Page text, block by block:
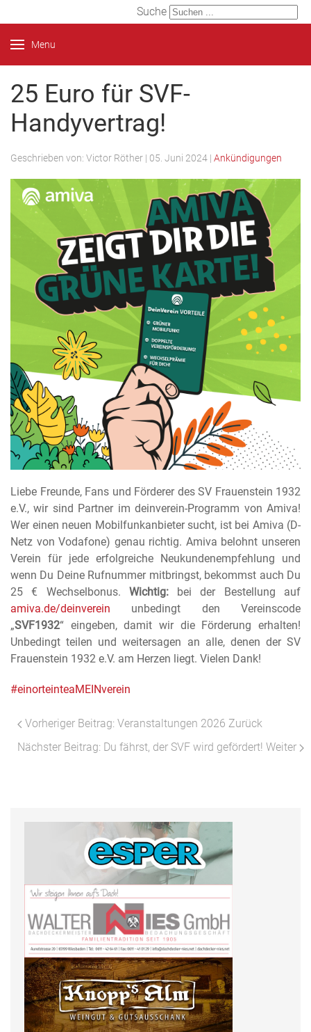
Suche
Menu
25 Euro für SVF-
Handyvertrag!
Geschrieben von: Victor Röther | 05. Juni 2024 | Ankündigungen
Liebe Freunde, Fans und Förderer des SV Frauenstein 1932
e.V., wir sind Partner im deinverein-Programm von Amiva!
Wer einen neuen Mobilfunkanbieter sucht, ist bei Amiva (D-
Netz von Vodafone) genau richtig. Amiva belohnt unseren
Verein für jede erfolgreiche Neukundenempfehlung und
wenn Du Deine Rufnummer mitbringst, bekommst auch Du
25 € Wechselbonus. Wichtig:bei der Bestellung auf
amiva.de/deinverein unbedingt den Vereinscode
„SVF1932“ eingeben, damit wir die Förderung erhalten!
Unbedingt teilen und weitersagen an alle, denen der SV
Frauenstein 1932 e.V. am Herzen liegt. Vielen Dank!
#einorteinteaMEINverein
Vorheriger Beitrag: Veranstaltungen 2026 Zurück
Nächster Beitrag: Du fährst, der SVF wird gefördert! Weiter